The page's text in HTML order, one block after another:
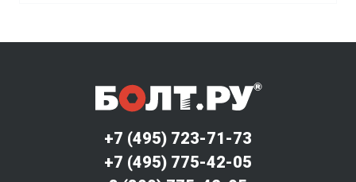
+7 (495) 723-71-73
+7 (495) 775-42-05